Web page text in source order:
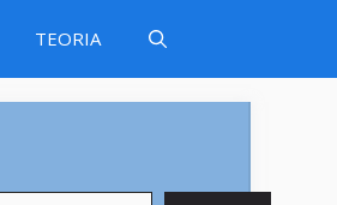
TEORIA